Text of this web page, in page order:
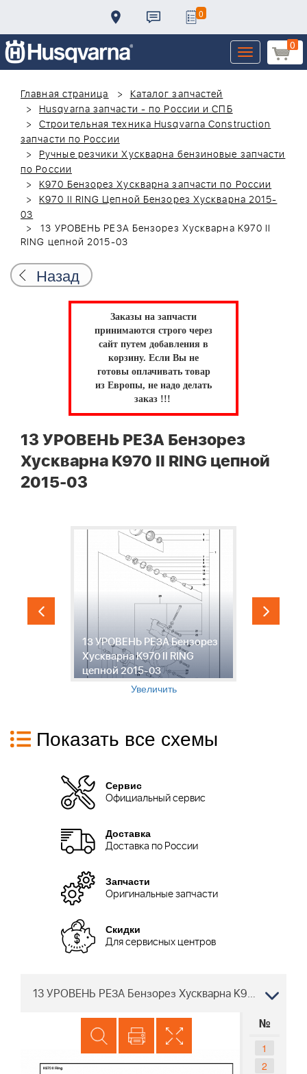
0
0
Toggle
navigation
Главная страница
Каталог запчастей
Husqvarna запчасти - по России и СПБ
Строительная техника Husqvarna Construction
запчасти по России
Ручные резчики Хускварна бензиновые запчасти
по России
K970 Бензорез Хускварна запчасти по России
K970 II RING Цепной Бензорез Хускварна 2015-
03
13 УРОВЕНЬ РЕЗА Бензорез Хускварна K970 II
RING цепной 2015-03
Назад
Заказы на запчасти
принимаются строго через
сайт путем добавления в
корзину. Если Вы не
готовы оплачивать товар
из Европы, не надо делать
заказ !!!
13 УРОВЕНЬ РЕЗА Бензорез
Хускварна K970 II RING цепной
2015-03
13 УРОВЕНЬ РЕЗА Бензорез
Хускварна K970 II RING
цепной 2015-03
Увеличить
Показать все схемы
Сервис
Официальный сервис
Доставка
Доставка по России
Запчасти
Оригинальные запчасти
Скидки
Для сервисных центров
13 УРОВЕНЬ РЕЗА Бензорез Хускварна K970 II RING цепной 2015-03
№
1
2